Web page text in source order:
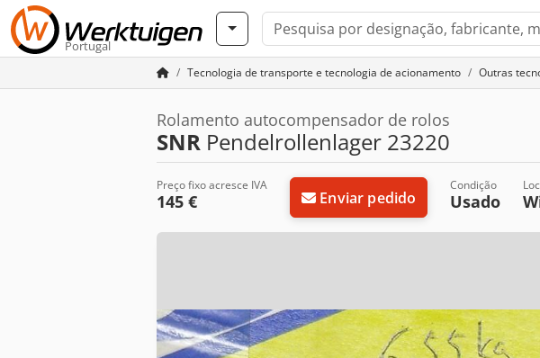
Portugal
Tecnologia de transporte e tecnologia de acionamento Outras
Rolamento autocompensador de rolos
SNR Pendelrollenlager 23220
Preço fixo acresce IVA
145 € Enviar pedido
Condição
Usado